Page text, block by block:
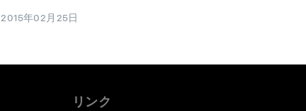
2015年02月25日
リンク